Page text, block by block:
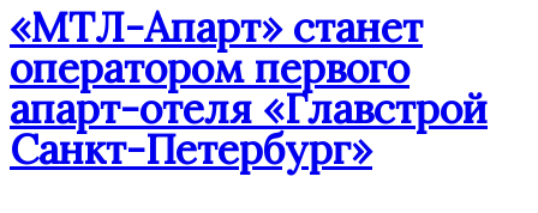
«МТЛ-Апарт» станет
оператором первого
апарт-отеля «Главстрой
Санкт-Петербург»